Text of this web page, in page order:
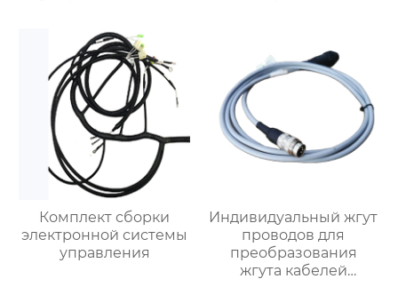
Комплект сборки
электронной системы
управления
Индивидуальный жгут
проводов для
преобразования
жгута кабелей